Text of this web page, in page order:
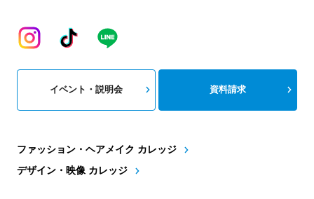
ファッション・ヘアメイク カレッジ
デザイン・映像 カレッジ
イベント・説明会 資料請求